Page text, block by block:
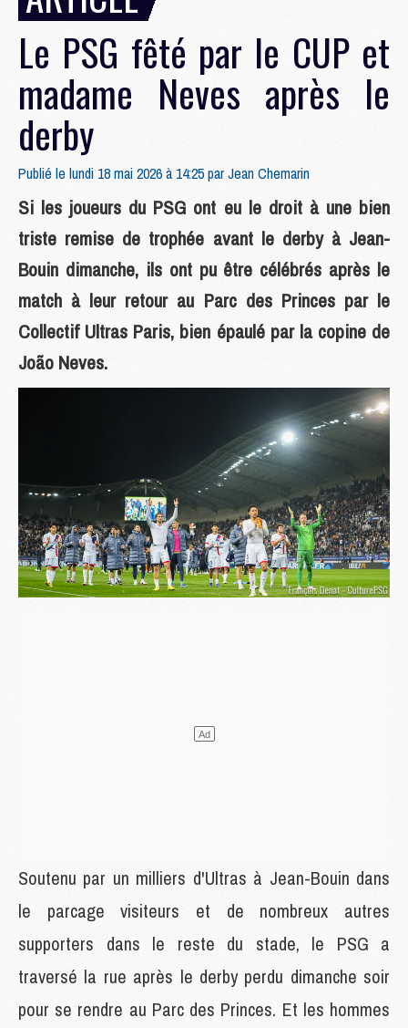
Le PSG fêté par le CUP et
madame Neves après le
derby
Publié le lundi 18 mai 2026 à 14:25 parJean Chemarin
Si les joueurs du PSG ont eu le droit à une bien
triste remise de trophée avant le derby à Jean-
Bouin dimanche, ils ont pu être célébrés après le
match à leur retour au Parc des Princes par le
Collectif Ultras Paris, bien épaulé par la copine de
João Neves.
Soutenu par un milliers d'Ultras à Jean-Bouin dans
le parcage visiteurs et de nombreux autres
supporters dans le reste du stade, le PSG a
traversé la rue après le derby perdu dimanche soir
pour se rendre au Parc des Princes. Et les hommes